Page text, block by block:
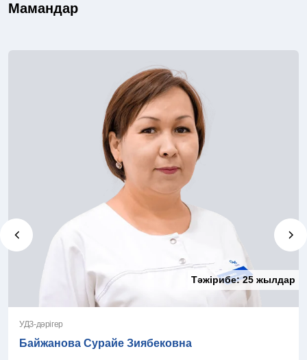
Мамандар
Тәжірибе:25 жылдар
УДЗ-дәрігер
Байжанова Сурайе Зиябековна